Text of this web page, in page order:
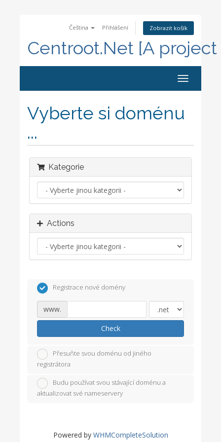
Čeština Přihlášení Zobrazit košík
Centroot.Net [A
Toggle
navigation
Vyberte si doménu
...
Kategorie
Actions
Registrace nové domény
www.
Check
Přesuňte svou doménu od jiného
registrátora
Budu používat svou stávající doménu a
aktualizovat své nameservery
Powered by WHMCompleteSolution